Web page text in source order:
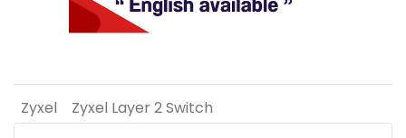
Zyxel Zyxel Layer 2 Switch